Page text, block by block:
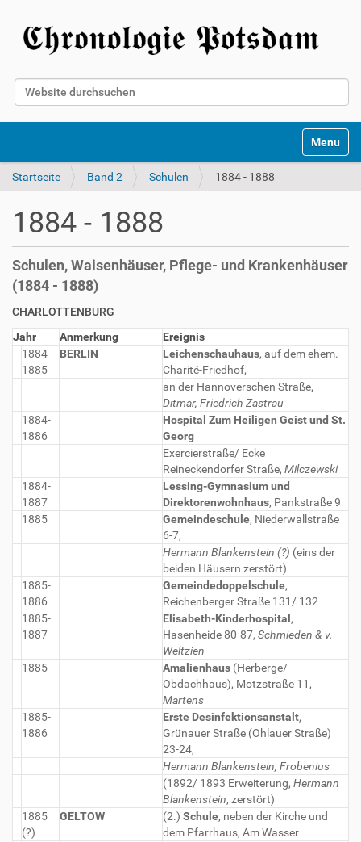
Website durchsuchen
Toggle
Startseite Band 2 Schulen 1884 - 1888
1884 - 1888
Schulen, Waisenhäuser, Pflege- und Krankenhäuser
(1884 - 1888)
CHARLOTTENBURG
Jahr
Anmerkung
Ereignis
1884-
1885
BERLIN Leichenschauhaus, auf dem ehem.
Charité-Friedhof,
an der Hannoverschen Straße,
Ditmar, Friedrich Zastrau
1884-
1886
Hospital Zum Heiligen Geist und St.
Georg
Exercierstraße/ Ecke
Reineckendorfer Straße, Milczewski
1884-
1887
Lessing-Gymnasium und
Direktorenwohnhaus, Pankstraße 9
1885
Gemeindeschule, Niederwallstraße
6-7,
Hermann Blankenstein (?) (eins der
beiden Häusern zerstört)
1885-
1886
Gemeindedoppelschule,
Reichenberger Straße 131/ 132
1885-
1887
Elisabeth-Kinderhospital ,
Hasenheide 80-87, Schmieden & v.
Weltzien
1885
Amalienhaus (Herberge/
Obdachhaus), Motzstraße 11,
Martens
1885-
1886
Erste Desinfektionsanstalt,
Grünauer Straße (Ohlauer Straße)
23-24,
Hermann Blankenstein, Frobenius
(1892/ 1893 Erweiterung, Hermann
Blankenstein, zerstört)
1885
(?)
GELTOW (2.) Schule, neben der Kirche und
dem Pfarrhaus, Am Wasser